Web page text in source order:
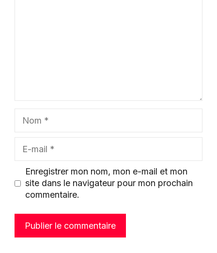
mail
Enregistrer mon nom, mon e-mail et mon
site dans le navigateur pour mon prochain
commentaire.